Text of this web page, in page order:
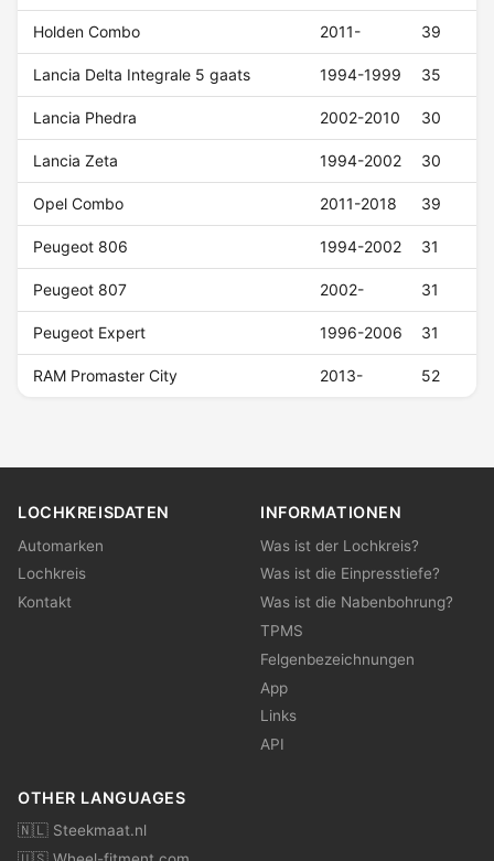
Holden Combo 2011- 39
Lancia Delta Integrale 5 gaats 1994-1999 35
Lancia Phedra 2002-2010 30
Lancia Zeta 1994-2002 30
Opel Combo 2011-2018 39
Peugeot 806 1994-2002 31
Peugeot 807 2002- 31
Peugeot Expert 1996-2006 31
RAM Promaster City 2013- 52
LOCHKREISDATEN
Automarken
Lochkreis
Kontakt
INFORMATIONEN
Was ist der Lochkreis?
Was ist die Einpresstiefe?
Was ist die Nabenbohrung?
TPMS
Felgenbezeichnungen
App
Links
API
OTHER LANGUAGES
🇳🇱 Steekmaat.nl